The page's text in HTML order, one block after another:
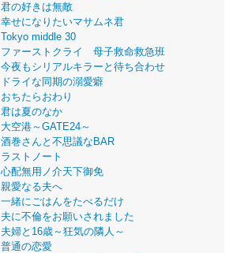
君の好きは無敵
幸せになりたいマサムネ君
Tokyo middle 30
ファーストクライ 母子救命救急班
今夜もシリアルキラーと待ち合わせ
ドライな同期の溺愛癖
おちたらおわり
君は夏のなか
大空港～GATE24～
酒巻さんと不思議なBAR
ラストノート
心配無用ノ介天下御免
親愛なる夫へ
一緒にごはんをたべるだけ
夫に不倫をお願いされました
夫婦と16歳～狂気の隣人～
普通の恋愛